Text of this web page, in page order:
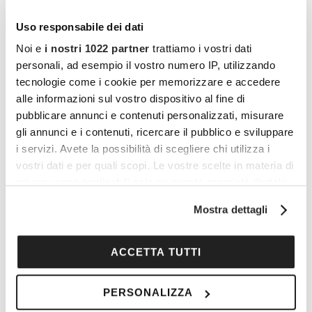
Uso responsabile dei dati
Noi e i nostri 1022 partner trattiamo i vostri dati
personali, ad esempio il vostro numero IP, utilizzando
tecnologie come i cookie per memorizzare e accedere
alle informazioni sul vostro dispositivo al fine di
pubblicare annunci e contenuti personalizzati, misurare
gli annunci e i contenuti, ricercare il pubblico e sviluppare
i servizi. Avete la possibilità di scegliere chi utilizza i
vostri dati e per quali scopi. Le vostre scelte in materia di
modificare o revocare il proprio consenso in qualsiasi
sull'icona di attivazione della privacy.
raccogliere informazioni sulla tua posizione
Mostra dettagli
ACCETTA TUTTI
PERSONALIZZA
I vantaggi di essere un
Cocooners